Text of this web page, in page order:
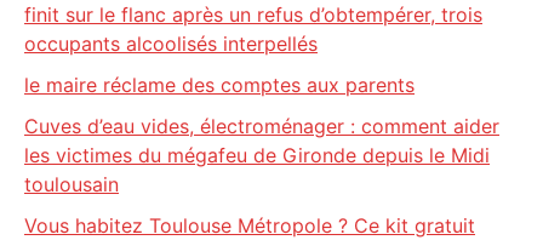
finit sur le flanc après un refus d’obtempérer, trois
occupants alcoolisés interpellés
le maire réclame des comptes aux parents
Cuves d’eau vides, électroménager : comment aider
les victimes du mégafeu de Gironde depuis le Midi
toulousain
Vous habitez Toulouse Métropole ? Ce kit gratuit